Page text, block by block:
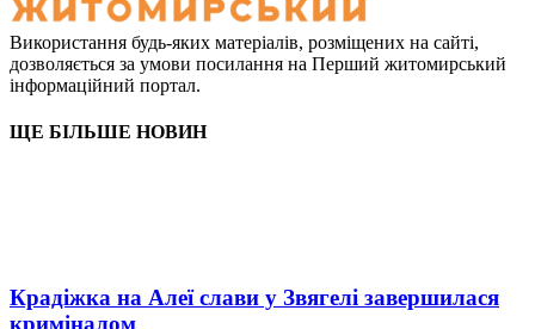
Використання будь-яких матеріалів, розміщених на сайті,
дозволяється за умови посилання на Перший житомирський
інформаційний портал.
ЩЕ БІЛЬШЕ НОВИН
Крадіжка на Алеї слави у Звягелі завершилася